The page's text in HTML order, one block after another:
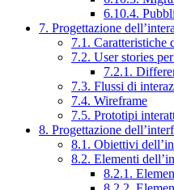
6.10.4.
7. Progettazione
7.1. Caratteristiche
7.2. User stories
7.2.1.
7.3. Flussi di
7.4. Wireframe
7.5. Prototipi
8. Progettazione
8.1. Obiettivi
8.2. Elementi
8.2.1.